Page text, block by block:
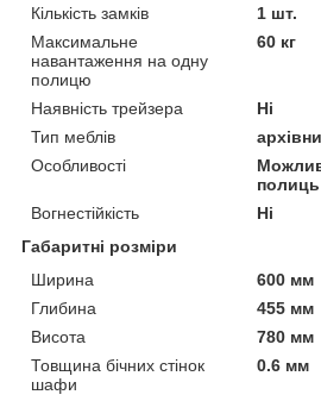
Кількість замків
1 шт.
Максимальне
навантаження на одну
полицю
60 кг
Наявність трейзера
Ні
Тип меблів
Особливості
полиць
Вогнестійкість
Ні
Габаритні розміри
Ширина
600 мм
Глибина
455 мм
Висота
780 мм
Товщина бічних стінок
шафи
0.6 мм